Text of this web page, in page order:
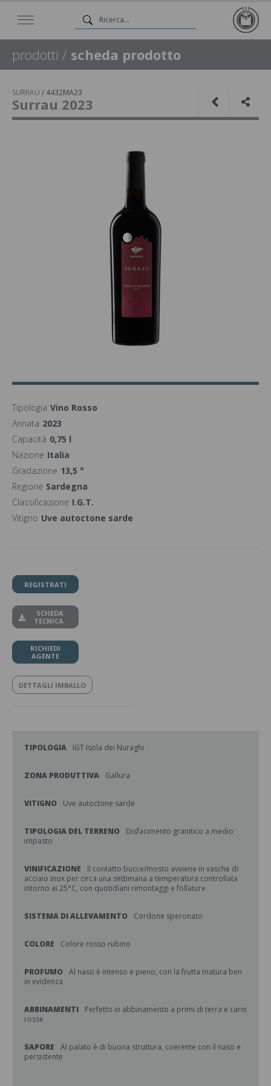
prodotti / scheda prodotto
SURRAU / 4432MA23
Surrau 2023
Tipologia Vino Rosso
Annata 2023
Capacità 0,75 l
Nazione Italia
Gradazione 13,5 °
Regione Sardegna
Classificazione I.G.T.
Vitigno Uve autoctone sarde
REGISTRATI
SCHEDA
TECNICA
RICHIEDI
AGENTE
DETTAGLI IMBALLO
TIPOLOGIA IGT Isola dei Nuraghi
ZONA PRODUTTIVA Gallura
VITIGNO Uve autoctone sarde
TIPOLOGIA DEL TERRENO
Disfacimento granitico a medio
impasto
VINIFICAZIONE
Il contatto bucce/mosto avviene in vasche di
acciaio inox per circa una settimana a temperatura controllata
intorno ai 25°C, con quotidiani rimontaggi e follature
SISTEMA DI ALLEVAMENTO Cordone speronato
COLORE Colore rosso rubino
PROFUMO Al naso è intenso e pieno, con la frutta matura ben
in evidenza
ABBINAMENTI
Perfetto in abbinamento a primi di terra e carni
rosse
SAPORE
Al palato è di buona struttura, coerente con il naso e
persistente